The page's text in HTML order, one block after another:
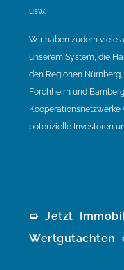
usw.
Wir haben zudem viele
unserem System, die
den Regionen
Forchheim und
potenzielle Investoren
➯ Jetzt
Wertgutachten